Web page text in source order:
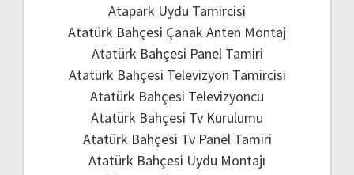
Atapark Uydu Tamircisi
Atatürk Bahçesi Çanak Anten Montaj
Atatürk Bahçesi Panel Tamiri
Atatürk Bahçesi Televizyon Tamircisi
Atatürk Bahçesi Televizyoncu
Atatürk Bahçesi Tv Kurulumu
Atatürk Bahçesi Tv Panel Tamiri
Atatürk Bahçesi Uydu Montajı